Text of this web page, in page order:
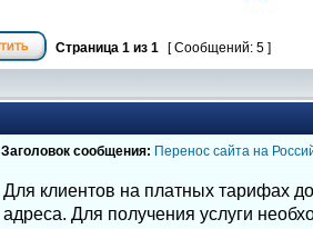
Страница 1 из 1 [ Сообщений: 5 ]
Заголовок сообщения: Перенос сайта на
Для клиентов на платных тарифах
адреса. Для получения услуги